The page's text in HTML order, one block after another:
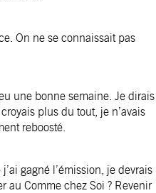
On ne se connaissait pas
une bonne semaine. Je dirais
plus du tout, je n’avais
reboosté.
gagné l’émission, je devrais
au Comme chez Soi ? Revenir